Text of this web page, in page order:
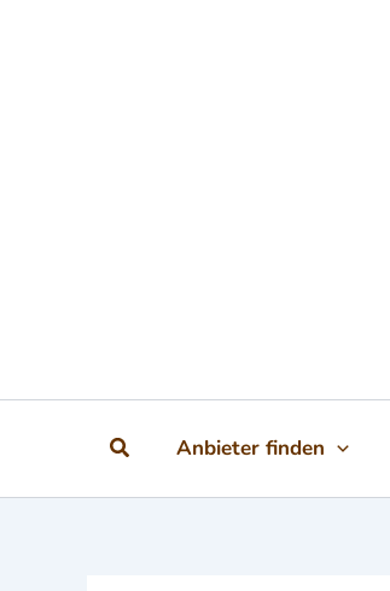
SuchenAnbieter finden